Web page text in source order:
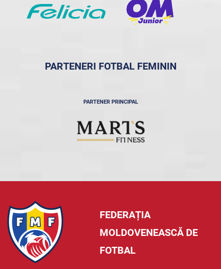
PARTENERI FOTBAL FEMININ
PARTENER PRINCIPAL
FEDERAȚIA
MOLDOVENEASCĂ DE
FOTBAL